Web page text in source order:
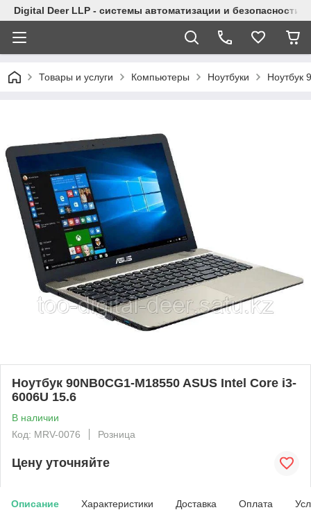
Digital Deer LLP - системы автоматизации и безопасности
Товары и услуги Компьютеры Ноутбуки Ноутбук
Ноутбук 90NB0CG1-M18550 ASUS Intel Core i3-
6006U 15.6
В наличии
Код: MRV-0076
Розница
Цену уточняйте
Описание Характеристики Доставка Оплата